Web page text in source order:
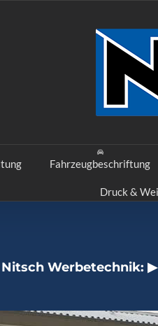
Fahrzeugbeschriftung
Druck &
Werbetechnik: